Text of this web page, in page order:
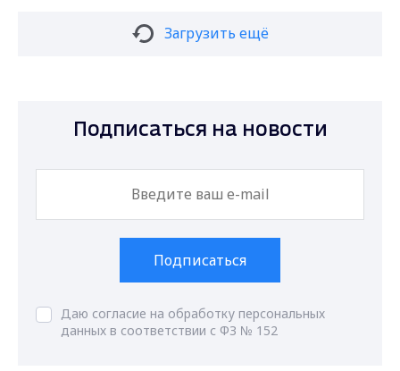
Загрузить ещё
Подписаться на новости
Подписаться
Даю согласие на обработку персональных
данных в соответствии с ФЗ № 152